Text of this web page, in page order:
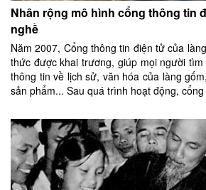
Nhân rộng mô hình cổng thông tin
nghề
Năm 2007, Cổng thông tin điện tử của
thức được khai trương, giúp mọi người
thông tin về lịch sử, văn hóa của làng
sản phẩm... Sau quá trình hoạt động,